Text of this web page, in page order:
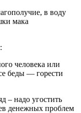
в воду
мака
человека или
беды — горести
– надо угостить
денежных проблем